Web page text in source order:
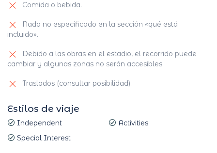
Comida o bebida.
Nada no especificado en la sección «qué está
incluido».
Debido a las obras en el estadio, el recorrido puede
cambiar y algunas zonas no serán accesibles.
Traslados (consultar posibilidad).
Estilos de viaje
Independent
Activities
Special Interest